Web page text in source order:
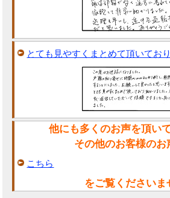
とても見やすくまとめて頂いてお
他にも多くのお声を頂い
その他のお客様のお
こちら
をご覧くださいま